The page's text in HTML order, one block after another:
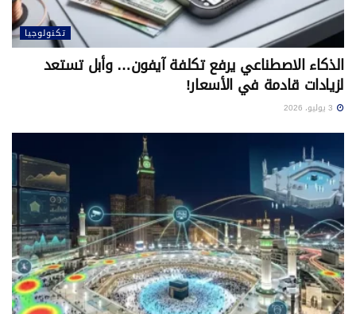
تكنولوجيا
الذكاء الاصطناعي يرفع تكلفة آيفون… وأبل تستعد
لزيادات قادمة في الأسعار!